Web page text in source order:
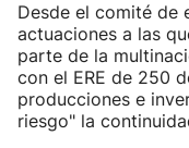
Desde el comité de
actuaciones a las
parte de la
con el ERE de 250
producciones e
riesgo" la